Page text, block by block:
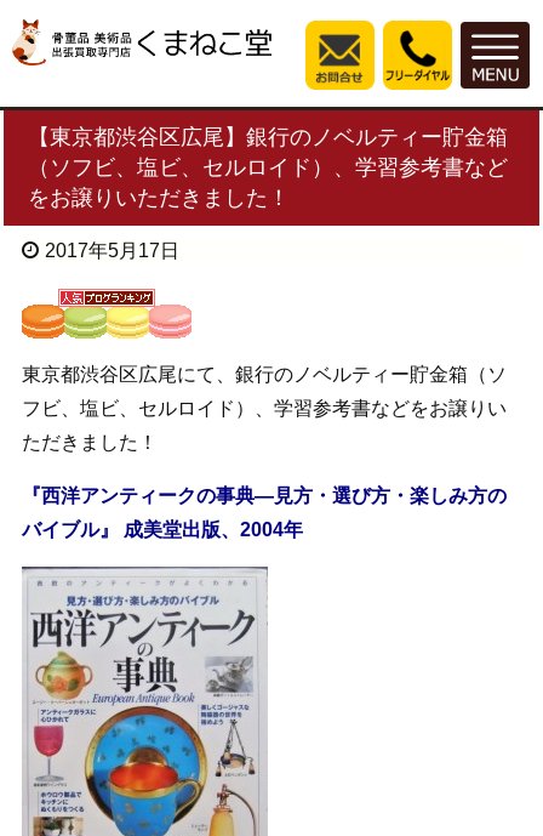
【東京都渋谷区広尾】銀行のノベルティー貯金箱
（ソフビ、塩ビ、セルロイド）、学習参考書など
をお譲りいただきました！
2017年5月17日
東京都渋谷区広尾にて、銀行のノベルティー貯金箱（ソ
フビ、塩ビ、セルロイド）、学習参考書などをお譲りい
ただきました！
『西洋アンティークの事典―見方・選び方・楽しみ方の
バイブル』 成美堂出版、2004年